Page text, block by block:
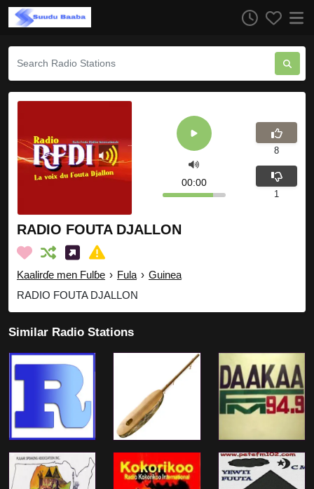
RADIO FOUTA DJALLON
Kaalirɗe men Fulɓe › Fula › Guinea
RADIO FOUTA DJALLON
00:00
8
1
Similar Radio Stations